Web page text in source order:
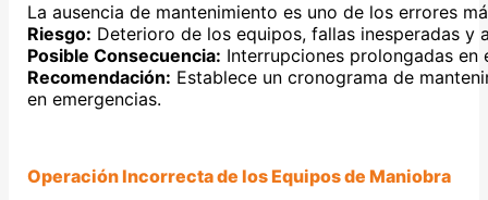
La ausencia de mantenimiento es uno de los errores
Riesgo: Deterioro de los equipos, fallas inesperadas y
Posible Consecuencia: Interrupciones prolongadas
Recomendación: Establece un cronograma de
en emergencias.
Operación Incorrecta de los Equipos de Maniobra